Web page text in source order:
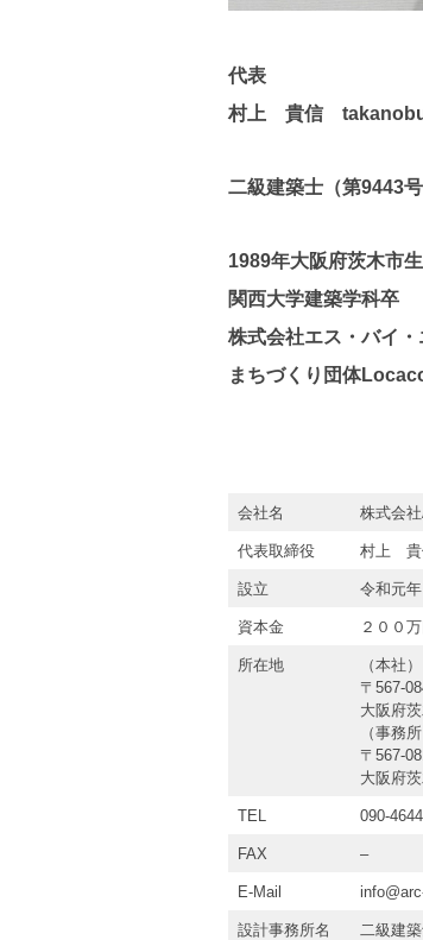
代表
村上 貴信
二級建築士（第9443号
1989年大阪府茨木市
関西大学建築学科卒
株式会社エス・バイ
まちづくり団体
会社名 株式会
代表取締役 村上 貴
設立 令和元
資本金 ２００
所在地
（本社）
〒567-
大阪府
（事務所
〒567-
大阪府
TEL 090-
FAX –
E-Mail
設計事務所名
二級建